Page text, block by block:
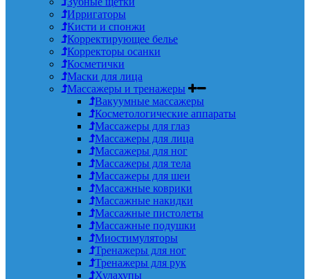
Ирригаторы
Кисти и спонжи
Корректирующее белье
Корректоры осанки
Косметички
Маски для лица
Массажеры и тренажеры
Вакуумные массажеры
Косметологические аппараты
Массажеры для глаз
Массажеры для лица
Массажеры для ног
Массажеры для тела
Массажеры для шеи
Массажные коврики
Массажные накидки
Массажные пистолеты
Массажные подушки
Миостимуляторы
Тренажеры для ног
Тренажеры для рук
Хулахупы